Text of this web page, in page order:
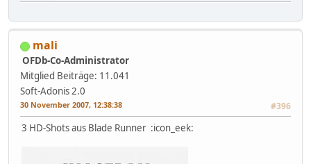
mali
OFDb-Co-Administrator
Mitglied Beiträge: 11.041
Soft-Adonis 2.0
30 November 2007, 12:38:38 #396
3 HD-Shots aus Blade Runner :icon_eek: